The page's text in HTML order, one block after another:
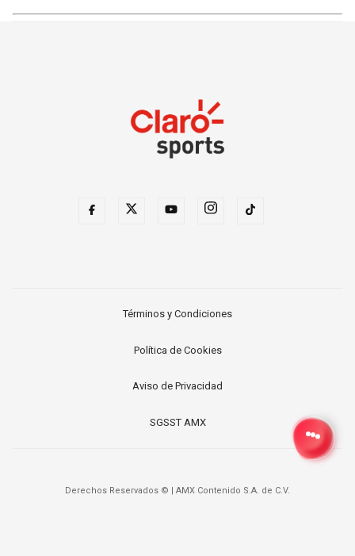
Términos y Condiciones
Política de Cookies
Aviso de Privacidad
SGSST AMX
Derechos Reservados © AMX Contenido S.A. de C.V.